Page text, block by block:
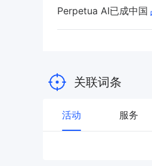
Perpetua AI已成中国
关联词条
活动 服务